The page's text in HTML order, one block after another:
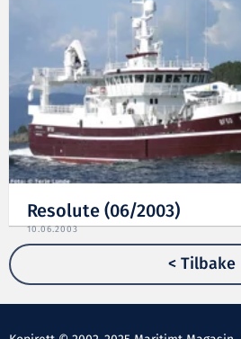
Resolute (06/2003)
10.06.2003
< Tilbake